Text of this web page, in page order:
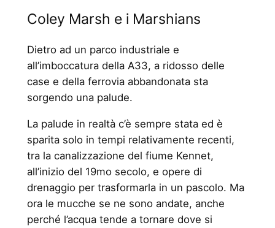
Coley Marsh e i Marshians
Dietro ad un parco industriale e
all’imboccatura della A33, a ridosso delle
case e della ferrovia abbandonata sta
sorgendo una palude.
La palude in realtà c’è sempre stata ed è
sparita solo in tempi relativamente recenti,
tra la canalizzazione del fiume Kennet,
all’inizio del 19mo secolo, e opere di
drenaggio per trasformarla in un pascolo. Ma
ora le mucche se ne sono andate, anche
perché l’acqua tende a tornare dove si